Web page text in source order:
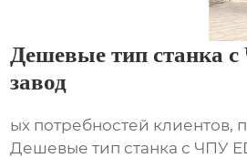
Дешевые тип станка
завод
ых потребностей клиентов,
Дешевые тип станка с ЧПУ